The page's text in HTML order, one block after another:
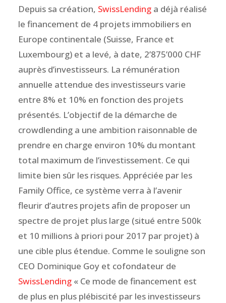
Depuis sa création, SwissLendinga déjà réalisé
le financement de 4 projets immobiliers en
Europe continentale (Suisse, France et
Luxembourg) et a levé, à date, 2’875’000 CHF
auprès d’investisseurs. La rémunération
annuelle attendue des investisseurs varie
entre 8% et 10% en fonction des projets
présentés. L’objectif de la démarche de
crowdlending a une ambition raisonnable de
prendre en charge environ 10% du montant
total maximum de l’investissement. Ce qui
limite bien sûr les risques. Appréciée par les
Family Office, ce système verra à l’avenir
fleurir d’autres projets afin de proposer un
spectre de projet plus large (situé entre 500k
et 10 millions à priori pour 2017 par projet) à
une cible plus étendue. Comme le souligne son
CEO Dominique Goy et cofondateur de
SwissLending« Ce mode de financement est
de plus en plus plébiscité par les investisseurs